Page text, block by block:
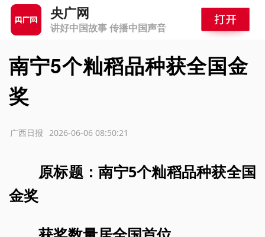
央广网
讲好中国故事 传播中国声音
南宁5个籼稻品种获全国金
奖
2026-06-06 08:50:21
广西日报
原标题：南宁5个籼稻品种获全国
金奖